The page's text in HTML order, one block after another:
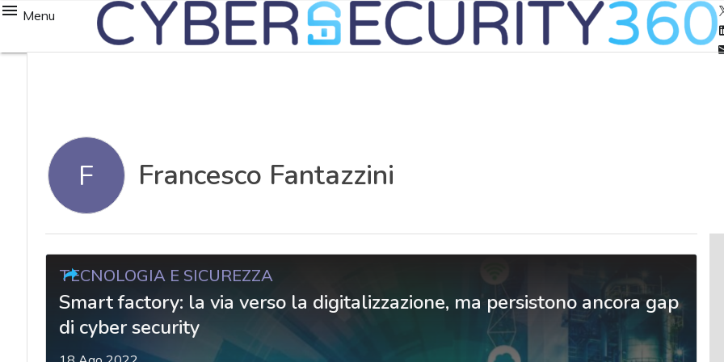
Menu
F Francesco Fantazzini
TECNOLOGIA E SICUREZZA
Smart factory: la via verso la digitalizzazione, ma persistono ancora gap
di cyber security